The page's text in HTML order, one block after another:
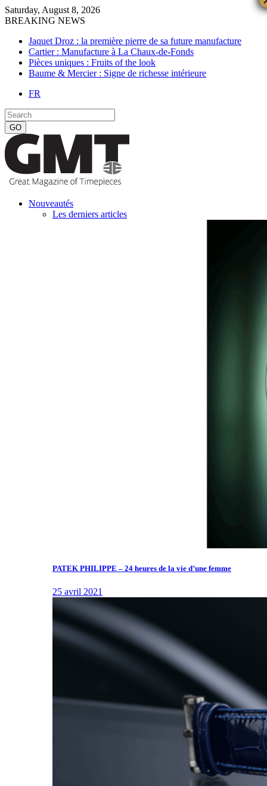
Saturday, August 8, 2026
BREAKING NEWS
Jaquet Droz : la première pierre de sa future manufacture
Cartier : Manufacture à La Chaux-de-Fonds
Pièces uniques : Fruits of the look
Baume & Mercier : Signe de richesse intérieure
FR
Nouveautés
Les derniers articles
PATEK PHILIPPE – 24 heures de la vie d’une femme
25 avril 2021